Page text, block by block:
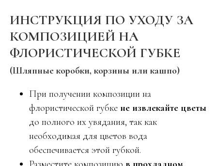
ИНСТРУКЦИЯ ПО УХОДУ ЗА
КОМПОЗИЦИЕЙ НА
ФЛОРИСТИЧЕСКОЙ ГУБКЕ
(Шляпные коробки, корзины или кашпо)
При получении композиции на
флористической губке не извлекайте цветы
до полного их увядания, так как
необходимая для цветов вода
обеспечивается этой губкой.